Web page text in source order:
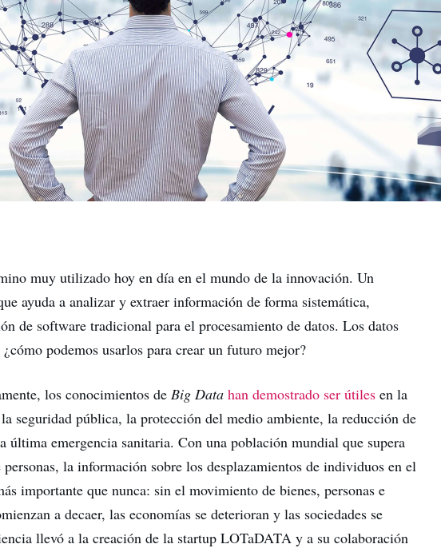
muy utilizado hoy en día en el mundo de la innovación. Un
ayuda a analizar y extraer información de forma sistemática,
de software tradicional para el procesamiento de datos. Los datos
¿cómo podemos usarlos para crear un futuro mejor?
los conocimientos deBig Data han demostrado ser útiles en la
seguridad pública, la protección del medio ambiente, la reducción de
última emergencia sanitaria. Con una población mundial que supera
la información sobre los desplazamientos de individuos en el
importante que nunca: sin el movimiento de bienes, personas e
a decaer, las economías se deterioran y las sociedades se
llevó a la creación de la startup LOTaDATA y a su colaboración